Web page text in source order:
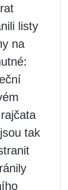
listy
na
tak